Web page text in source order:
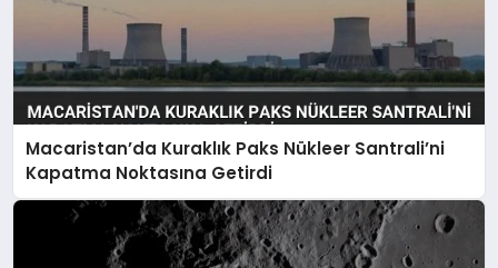
Macaristan’da Kuraklık Paks Nükleer Santrali’ni
Kapatma Noktasına Getirdi